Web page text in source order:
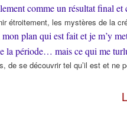
comme un résultat final
étroitement, les mystères de la
plan qui est fait et je m’y
la période… mais ce qui me
de se découvrir tel qu’il est et ne